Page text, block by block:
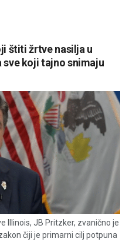
štiti žrtve nasilja u
koji tajno snimaju
Illinois, JB Pritzker, zvanično je
čiji je primarni cilj potpuna